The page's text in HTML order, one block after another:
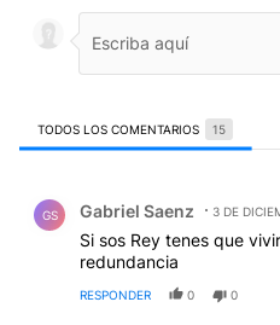
TODOS LOS COMENTARIOS 15
GS Gabriel Saenz 3 DE
Si sos Rey tenes que
redundancia
RESPONDER 0 0